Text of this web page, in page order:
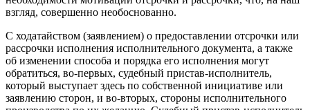
взгляд, совершенно необоснованно.
С ходатайством (заявлением) о предоставлении отсрочки или
рассрочки исполнения исполнительного документа, а также
об изменении способа и порядка его исполнения могут
обратиться, во-первых, судебный пристав-исполнитель,
который выступает здесь по собственной инициативе или
заявлению сторон, и во-вторых, стороны исполнительного